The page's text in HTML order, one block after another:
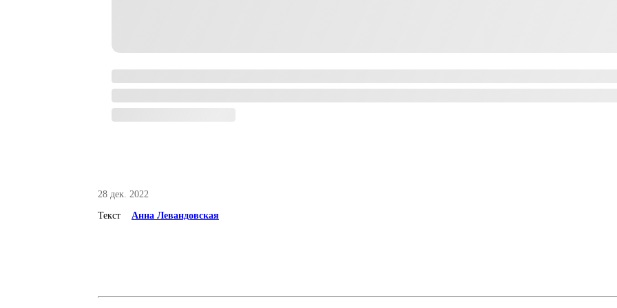
28 дек. 2022
Текст Анна Левандовская